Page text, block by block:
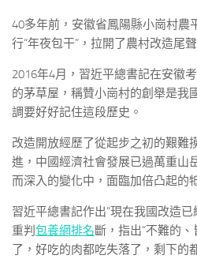
40多年前，安徽省鳳陽縣小崗村農
行“年夜包干”，拉開了農村改造尾聲
2016年4月，習近平總書記在安徽
的茅草屋，稱贊小崗村的創舉是我
調要好好記住這段歷史。
改造開放經歷了從起步之初的艱難
進，中國經濟社會發展已過萬重山
而深入的變化中，面臨加倍凸起的
習近平總書記作出“現在我國改造
重判 包養網排名斷，指出“不難的
了，好吃的肉都吃失落了，剩下的